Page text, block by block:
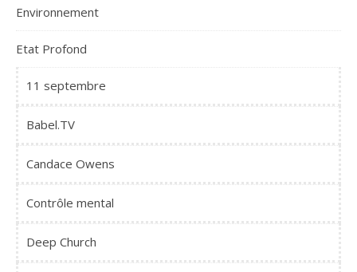
Environnement
Etat Profond
11 septembre
Babel.TV
Candace Owens
Contrôle mental
Deep Church